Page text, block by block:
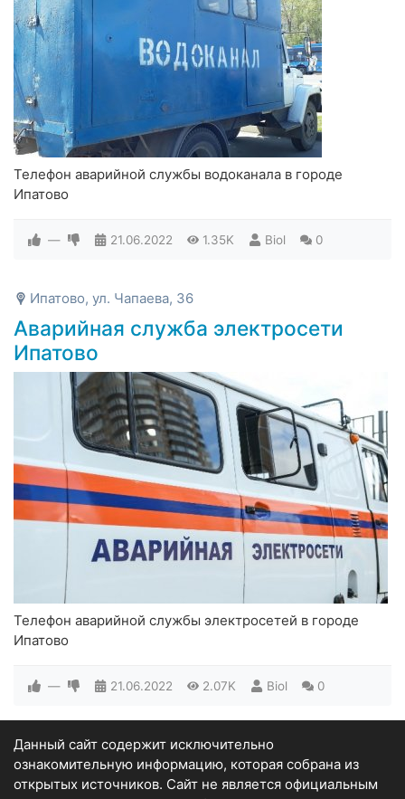
Телефон аварийной службы водоканала в городе
Ипатово
— 21.06.2022 1.35K Biol 0
Ипатово, ул. Чапаева, 36
Аварийная служба электросети
Ипатово
Телефон аварийной службы электросетей в городе
Ипатово
— 21.06.2022 2.07K Biol 0
Данный сайт содержит исключительно
ознакомительную информацию, которая собрана из
открытых источников. Сайт не является официальным